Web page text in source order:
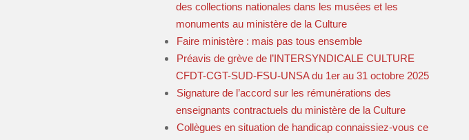
des collections nationales dans les musées et les
monuments au ministère de la Culture
Faire ministère : mais pas tous ensemble
Préavis de grève de l’INTERSYNDICALE CULTURE
CFDT-CGT-SUD-FSU-UNSA du 1er au 31 octobre 2025
Signature de l’accord sur les rémunérations des
enseignants contractuels du ministère de la Culture
Collègues en situation de handicap connaissiez-vous ce